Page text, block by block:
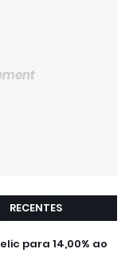
RECENTES
para 14,00% ao